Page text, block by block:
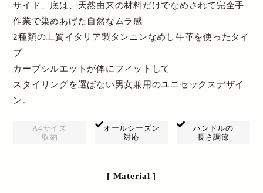
サイド、底は、天然由来の材料だけでなめされて完全手
作業で染めあげた自然なムラ感
2種類の上質イタリア製タンニンなめし牛革を使ったタイ
プ
カーブシルエットが体にフィットして
スタイリングを選ばない男女兼用のユニセックスデザイ
ン。
A4サイズ
収納
オールシーズン
対応
ハンドルの
長さ調節
[ Material ]